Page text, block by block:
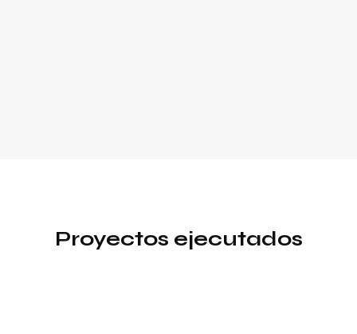
Proyectos ejecutados